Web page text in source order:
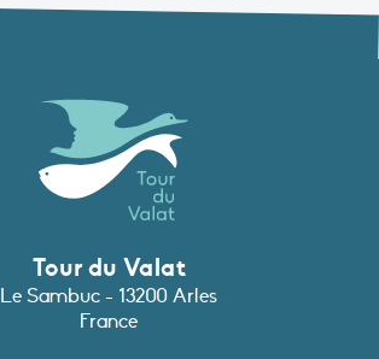
Tour du Valat
Le Sambuc - 13200 Arles
France